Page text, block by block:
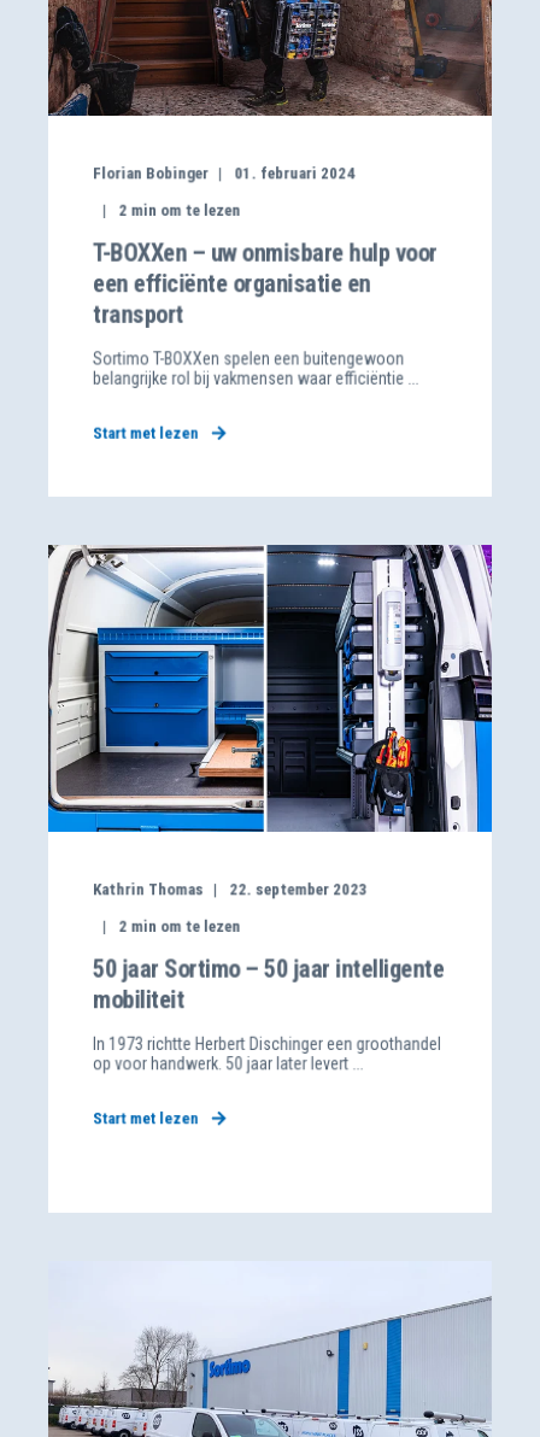
Florian Bobinger
01. februari 2024
2 min om te lezen
T-BOXXen – uw onmisbare hulp voor
een efficiënte organisatie en
transport
Sortimo T-BOXXen spelen een buitengewoon
belangrijke rol bij vakmensen waar efficiëntie ...
Start met lezen
Kathrin Thomas
22. september 2023
2 min om te lezen
50 jaar Sortimo – 50 jaar intelligente
mobiliteit
In 1973 richtte Herbert Dischinger een groothandel
op voor handwerk. 50 jaar later levert ...
Start met lezen